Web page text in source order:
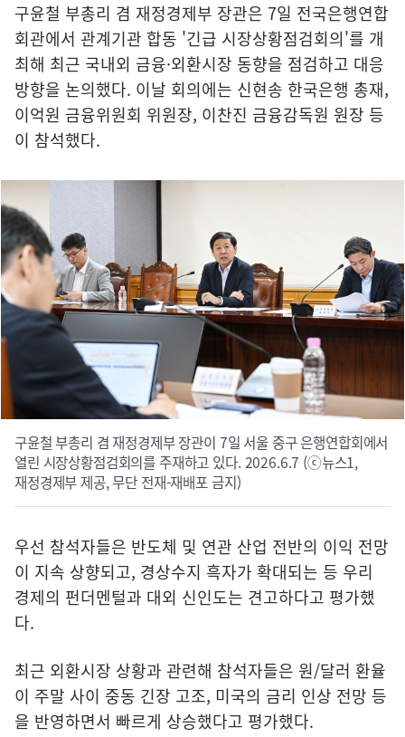
구윤철 부총리 겸 재정경제부 장관은 7일 전국은행연합
회관에서 관계기관 합동 '긴급 시장상황점검회의'를 개
최해 최근 국내외 금융·외환시장 동향을 점검하고 대응
방향을 논의했다. 이날 회의에는 신현송 한국은행 총재,
이억원 금융위원회 위원장, 이찬진 금융감독원 원장 등
이 참석했다.
구윤철 부총리 겸 재정경제부 장관이 7일 서울 중구 은행연합회에서
열린 시장상황점검회의를 주재하고 있다. 2026.6.7 (ⓒ뉴스1,
재정경제부 제공, 무단 전재-재배포 금지)
우선 참석자들은 반도체 및 연관 산업 전반의 이익 전망
이 지속 상향되고, 경상수지 흑자가 확대되는 등 우리
경제의 펀더멘털과 대외 신인도는 견고하다고 평가했
다.
최근 외환시장 상황과 관련해 참석자들은 원/달러 환율
이 주말 사이 중동 긴장 고조, 미국의 금리 인상 전망 등
을 반영하면서 빠르게 상승했다고 평가했다.